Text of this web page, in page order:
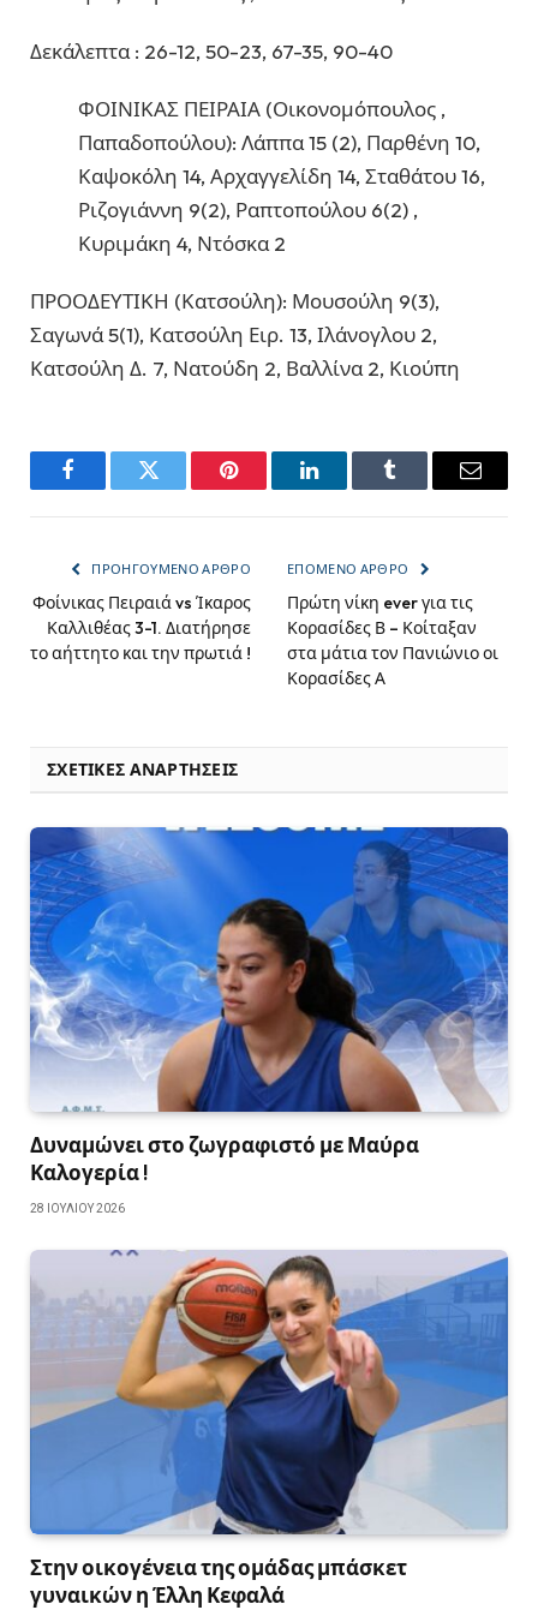
Δεκάλεπτα : 26-12, 50-23, 67-35, 90-40
ΦΟΙΝΙΚΑΣ ΠΕΙΡΑΙΑ (Οικονομόπουλος ,
Παπαδοπούλου): Λάππα 15 (2), Παρθένη 10,
Καψοκόλη 14, Αρχαγγελίδη 14, Σταθάτου 16,
Ριζογιάννη 9(2), Ραπτοπούλου 6(2) ,
Κυριμάκη 4, Ντόσκα 2
ΠΡΟΟΔΕΥΤΙΚΗ (Κατσούλη): Μουσούλη 9(3),
Σαγωνά 5(1), Κατσούλη Ειρ. 13, Ιλάνογλου 2,
Κατσούλη Δ. 7, Νατούδη 2, Βαλλίνα 2, Κιούπη
FacebookTwitter Pinterest LinkedInTumblr Email
ΠΡΟΗΓΟΎΜΕΝΟ ΆΡΘΡΟ
Φοίνικας Πειραιά vs Ίκαρος
Καλλιθέας 3-1. Διατήρησε
το αήττητο και την πρωτιά !
ΕΠΌΜΕΝΟ ΆΡΘΡΟ
Πρώτη νίκη ever για τις
Κορασίδες Β – Κοίταξαν
στα μάτια τον Πανιώνιο οι
Κορασίδες Α
ΣΧΕΤΙΚΈΣ ΑΝΑΡΤΉΣΕΙΣ
Δυναμώνει στο ζωγραφιστό με Μαύρα
Καλογερία !
28 ΙΟΥΛΊΟΥ 2026
Στην οικογένεια της ομάδας μπάσκετ
γυναικών η Έλλη Κεφαλά